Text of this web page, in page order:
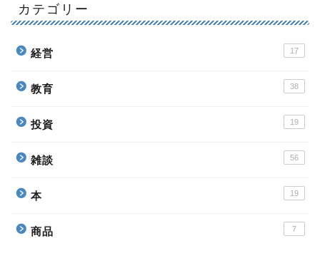
カテゴリー
経営 17
教育 38
投資 19
雑談 56
本 19
商品 7